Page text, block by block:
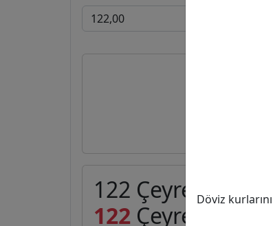
122 Çeyrek Altın
122 Çeyrek Altın
Döviz